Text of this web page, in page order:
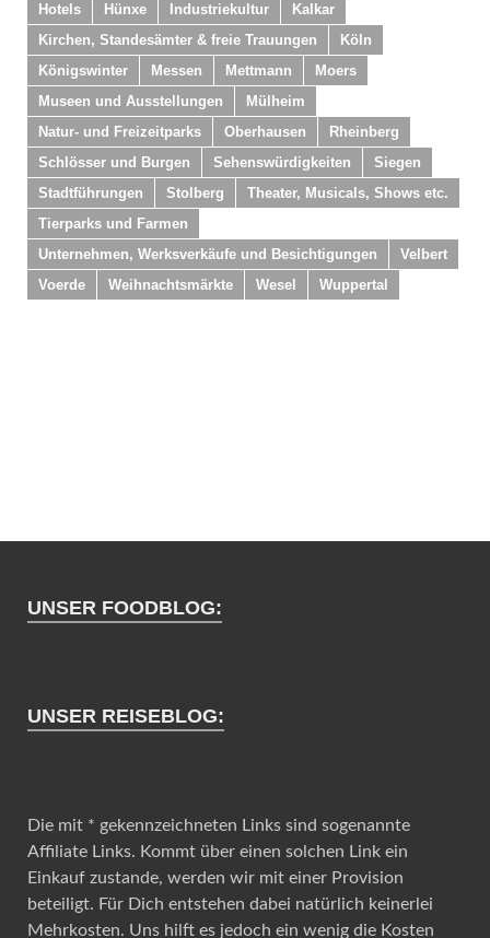
Hotels
Hünxe Industriekultur
Kalkar
Kirchen, Standesämter & freie Trauungen
Köln
Königswinter
Messen Mettmann
Moers
Museen und Ausstellungen
Mülheim
Natur- und Freizeitparks
Oberhausen
Rheinberg
Schlösser und Burgen
Sehenswürdigkeiten
Siegen
Stadtführungen
Stolberg
Theater, Musicals, Shows etc.
Tierparks und Farmen
Unternehmen, Werksverkäufe und Besichtigungen
Velbert
Voerde
Weihnachtsmärkte Wesel Wuppertal
UNSER FOODBLOG:
UNSER REISEBLOG:
Die mit * gekennzeichneten Links sind sogenannte
Affiliate Links. Kommt über einen solchen Link ein
Einkauf zustande, werden wir mit einer Provision
beteiligt. Für Dich entstehen dabei natürlich keinerlei
Mehrkosten. Uns hilft es jedoch ein wenig die Kosten